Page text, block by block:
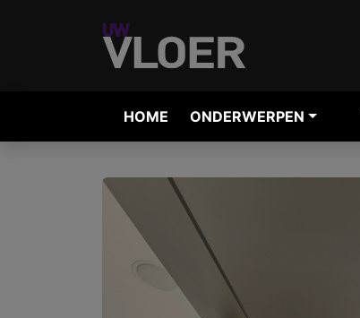
HOME ONDERWERPEN